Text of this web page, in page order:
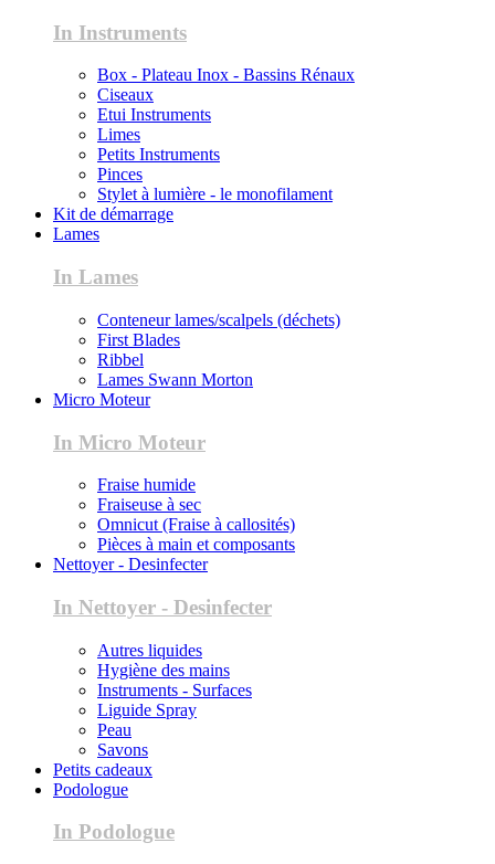
In Instruments
Box - Plateau Inox - Bassins Rénaux
Ciseaux
Etui Instruments
Limes
Petits Instruments
Pinces
Stylet à lumière - le monofilament
Kit de démarrage
Lames
In Lames
Conteneur lames/scalpels (déchets)
First Blades
Ribbel
Lames Swann Morton
Micro Moteur
In Micro Moteur
Fraise humide
Fraiseuse à sec
Omnicut (Fraise à callosités)
Pièces à main et composants
Nettoyer - Desinfecter
In Nettoyer - Desinfecter
Autres liquides
Hygiène des mains
Instruments - Surfaces
Liguide Spray
Peau
Savons
Petits cadeaux
Podologue
In Podologue